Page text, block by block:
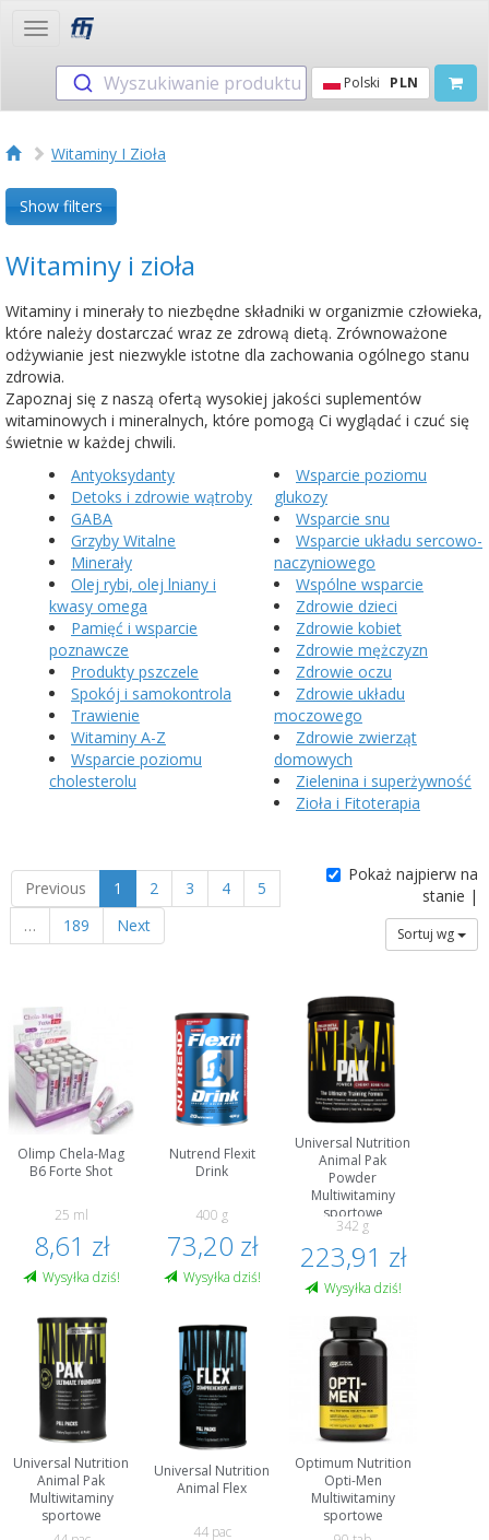
Toggle
Wyszukiwanie produktu Polski PLN
Witaminy I Zioła
Show filters
Witaminy i zioła
Witaminy i minerały to niezbędne składniki w organizmie człowieka,
które należy dostarczać wraz ze zdrową dietą. Zrównoważone
odżywianie jest niezwykle istotne dla zachowania ogólnego stanu
zdrowia.
Zapoznaj się z naszą ofertą wysokiej jakości suplementów
witaminowych i mineralnych, które pomogą Ci wyglądać i czuć się
świetnie w każdej chwili.
Antyoksydanty
Detoks i zdrowie wątroby
GABA
Grzyby Witalne
Minerały
Olej rybi, olej lniany i
kwasy omega
Pamięć i wsparcie
poznawcze
Produkty pszczele
Spokój i samokontrola
Trawienie
Witaminy A-Z
Wsparcie poziomu
cholesterolu
Wsparcie poziomu
glukozy
Wsparcie snu
Wsparcie układu sercowo-
naczyniowego
Wspólne wsparcie
Zdrowie dzieci
Zdrowie kobiet
Zdrowie mężczyzn
Zdrowie oczu
Zdrowie układu
moczowego
Zdrowie zwierząt
domowych
Zielenina i superżywność
Zioła i Fitoterapia
Previous 1 2 3 4
5
…
189 Next
Pokaż najpierw na
stanie |
Sortuj wg
Olimp Chela-Mag
B6 Forte Shot
25 ml
8,61 zł
Wysyłka dziś!
Nutrend Flexit
Drink
400 g
73,20 zł
Wysyłka dziś!
Universal Nutrition
Animal Pak
Powder
Multiwitaminy
sportowe
342 g
223,91 zł
Wysyłka dziś!
Universal Nutrition
Animal Pak
Multiwitaminy
sportowe
Universal Nutrition
Animal Flex
44 pac
Optimum Nutrition
Opti-Men
Multiwitaminy
sportowe